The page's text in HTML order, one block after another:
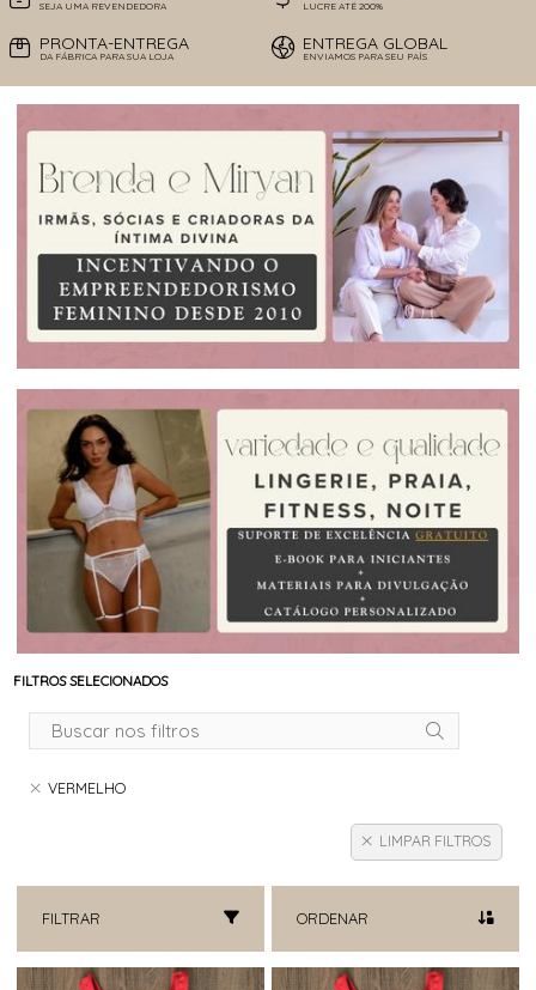
SEJA UMA REVENDEDORA LUCRE ATÉ 200%
PRONTA-ENTREGA
DA FÁBRICA PARA SUA LOJA
ENTREGA GLOBAL
ENVIAMOS PARA SEU PAÍS
FILTROS SELECIONADOS
VERMELHO
LIMPAR FILTROS
FILTRAR ORDENAR